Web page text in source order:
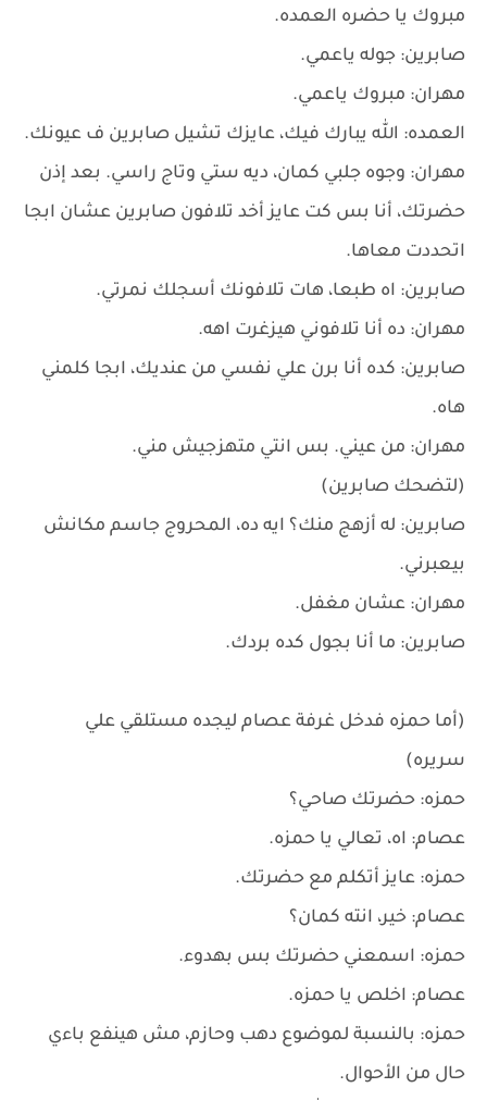
مبروك يا حضره العمده.
صابرين: جوله ياعمي.
مهران: مبروك ياعمي.
العمده: الله يبارك فيك، عايزك تشيل صابرين ف عيونك.
مهران: وجوه جلبي كمان، ديه ستي وتاج راسي. بعد إذن
حضرتك، أنا بس كت عايز أخد تلافون صابرين عشان ابجا
اتحددت معاها.
صابرين: اه طبعا، هات تلافونك أسجلك نمرتي.
مهران: ده أنا تلافوني هيزغرت اهه.
صابرين: كده أنا برن علي نفسي من عنديك، ابجا كلمني
هاه.
مهران: من عيني. بس انتي متهزجيش مني.
(لتضحك صابرين)
صابرين: له أزهج منك؟ ايه ده، المحروج جاسم مكانش
بيعبرني.
مهران: عشان مغفل.
صابرين: ما أنا بجول كده بردك.
(أما حمزه فدخل غرفة عصام ليجده مستلقي علي
سريره)
حمزه: حضرتك صاحي؟
عصام: اه، تعالي يا حمزه.
حمزه: عايز أتكلم مع حضرتك.
عصام: خير، انته كمان؟
حمزه: اسمعني حضرتك بس بهدوء.
عصام: اخلص يا حمزه.
حمزه: بالنسبة لموضوع دهب وحازم، مش هينفع باءي
حال من الأحوال.